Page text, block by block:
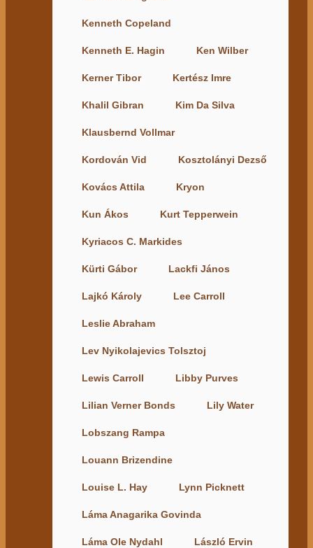
Kenneth Copeland
Kenneth E. Hagin Ken Wilber
Kerner Tibor Kertész Imre
Khalil Gibran Kim Da Silva
Klausbernd Vollmar
Kordován Vid Kosztolányi Dezső
Kovács Attila Kryon
Kun Ákos Kurt Tepperwein
Kyriacos C. Markides
Kürti Gábor Lackfi János
Lajkó Károly Lee Carroll
Leslie Abraham
Lev Nyikolajevics Tolsztoj
Lewis Carroll Libby Purves
Lilian Verner Bonds Lily Water
Lobszang Rampa
Louann Brizendine
Louise L. Hay Lynn Picknett
Láma Anagarika Govinda
Láma Ole Nydahl László Ervin